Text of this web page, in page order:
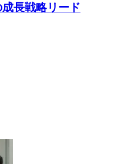
成長戦略リード